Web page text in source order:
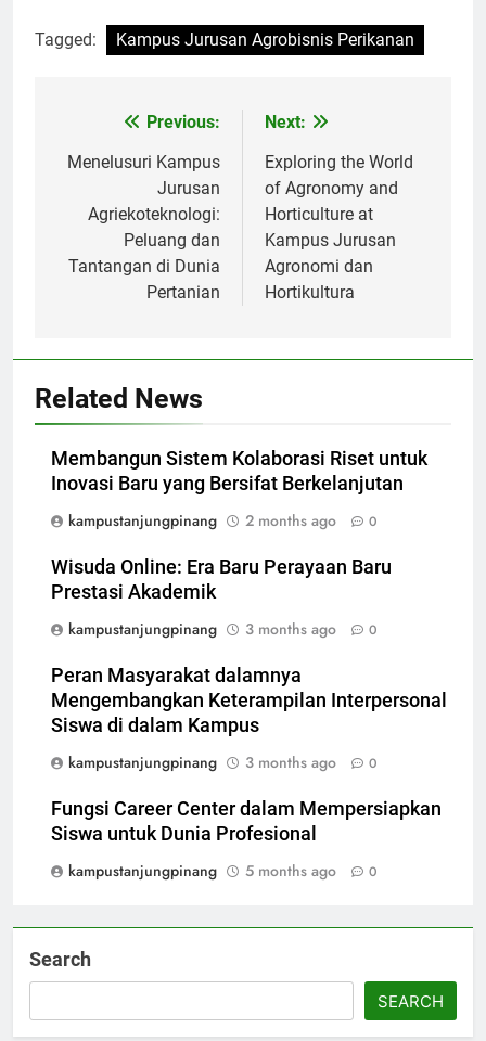
Tagged: Kampus Jurusan Agrobisnis Perikanan
navigation
Previous:
Menelusuri Kampus
Jurusan
Agriekoteknologi:
Peluang dan
Tantangan di Dunia
Pertanian
Next:
Exploring the World
of Agronomy and
Horticulture at
Kampus Jurusan
Agronomi dan
Hortikultura
Related News
Membangun Sistem Kolaborasi Riset untuk
Inovasi Baru yang Bersifat Berkelanjutan
kampustanjungpinang
2 months ago 0
Wisuda Online: Era Baru Perayaan Baru
Prestasi Akademik
kampustanjungpinang
3 months ago 0
Peran Masyarakat dalamnya
Mengembangkan Keterampilan Interpersonal
Siswa di dalam Kampus
kampustanjungpinang
3 months ago 0
Fungsi Career Center dalam Mempersiapkan
Siswa untuk Dunia Profesional
kampustanjungpinang
5 months ago 0
Search
SEARCH